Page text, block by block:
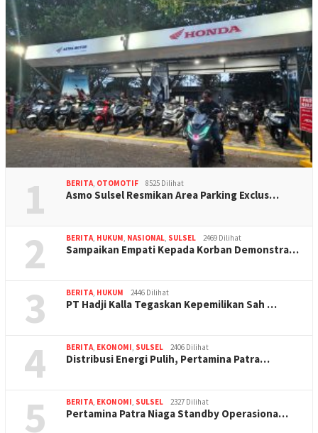
1 BERITA, OTOMOTIF 8525 Dilihat
Asmo Sulsel Resmikan Area Parking Exclus…
2 BERITA, HUKUM, NASIONAL, SULSEL 2469 Dilihat
Sampaikan Empati Kepada Korban Demonstra…
3 BERITA, HUKUM 2446 Dilihat
PT Hadji Kalla Tegaskan Kepemilikan Sah …
4 BERITA, EKONOMI, SULSEL 2406 Dilihat
Distribusi Energi Pulih, Pertamina Patra…
5 BERITA, EKONOMI, SULSEL 2327 Dilihat
Pertamina Patra Niaga Standby Operasiona…